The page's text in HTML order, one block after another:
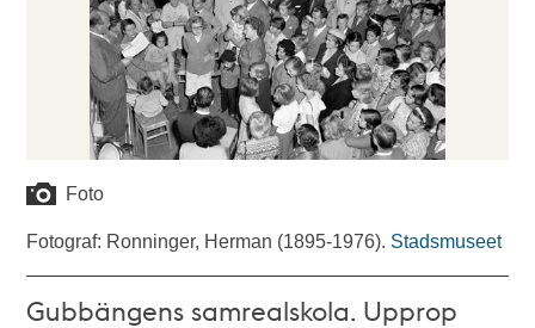
Foto
Fotograf: Ronninger, Herman (1895-1976). Stadsmuseet
Gubbängens samrealskola. Upprop